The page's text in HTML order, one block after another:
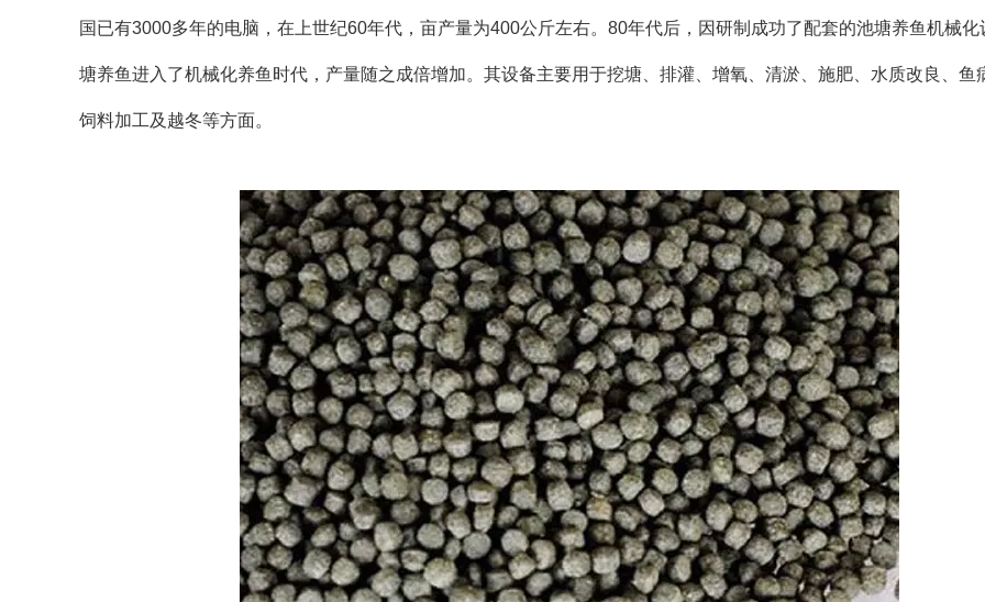
国已有3000多年的电脑，在上世纪60年代，亩产量为400公斤左右。80年代后，因研制成功了配套的池塘养鱼机械化
塘养鱼进入了机械化养鱼时代，产量随之成倍增加。其设备主要用于挖塘、排灌、增氧、清淤、施肥、水质改良、鱼
饲料加工及越冬等方面。